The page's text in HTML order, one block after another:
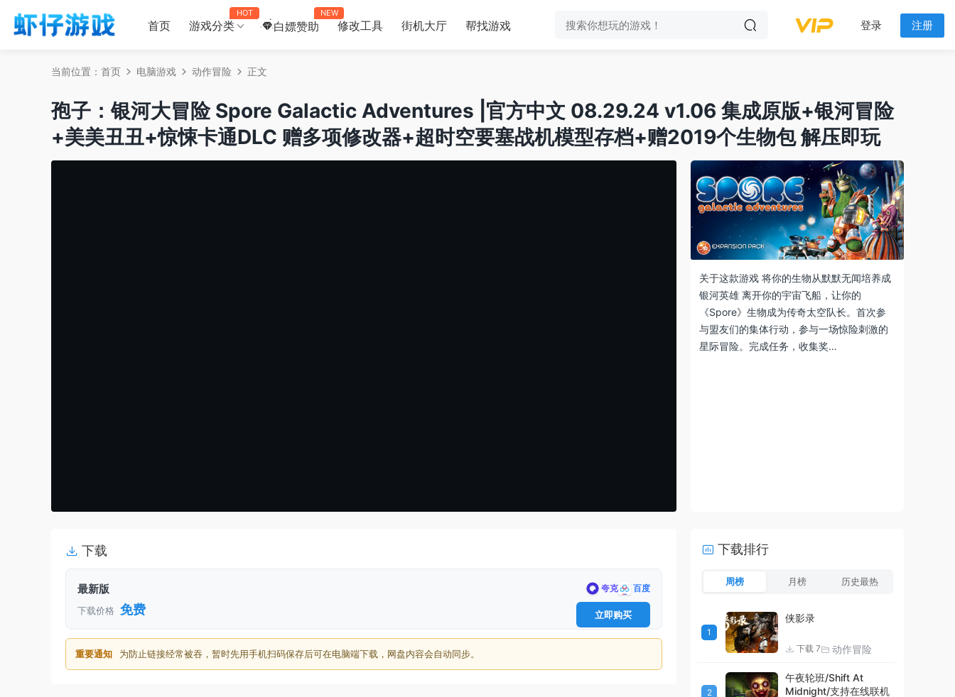
首页 游戏分类
HOT
白嫖赞助
NEW
修改工具 街机大厅 帮找游戏 登录 注册
当前位置： 首页 电脑游戏 动作冒险 正文
孢子：银河大冒险 Spore Galactic Adventures |官方中文 08.29.24 v1.06 集成原版+银河冒险
+美美丑丑+惊悚卡通DLC 赠多项修改器+超时空要塞战机模型存档+赠2019个生物包 解压即玩
关于这款游戏 将你的生物从默默无闻培养成
银河英雄 离开你的宇宙飞船，让你的
《Spore》生物成为传奇太空队长。首次参
与盟友们的集体行动，参与一场惊险刺激的
星际冒险。完成任务，收集奖…
下载
最新版 夸克 百度
下载价格 免费 立即购买
重要通知 为防止链接经常被吞，暂时先用手机扫码保存后可在电脑端下载，网盘内容会自动同步。
下载排行
周榜 月榜 历史最热
1
侠影录
下载 7 动作冒险
2
午夜轮班/Shift At
Midnight/支持在线联机